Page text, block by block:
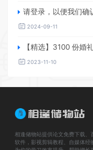
请登录，以便我们确
2024-09-11
【精选】3100 份婚礼、年会、司
2023-11-10
相逢储物站提供论文免费下载、
软件，影视剪辑教程、自媒体经